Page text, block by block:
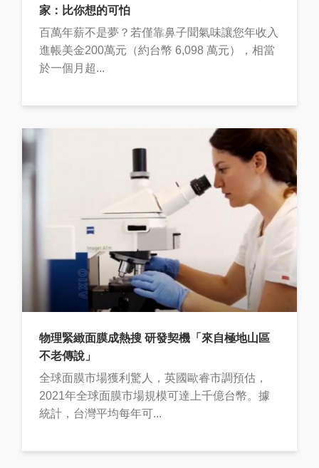
家：比你想的可怕
百萬年薪不是夢？若僅靠鼻子聞氣味讓您年收入
進帳美金200萬元（約台幣 6,098 萬元），相當
於一個月超...
物理緊緻面膜成熱搜 研發契機「來自極地山區
不老傳說」
全球面膜市場獲利驚人，英國歐睿市調預估，
2021年全球面膜市場規模可達上千億台幣。據
統計，台灣平均每年可...